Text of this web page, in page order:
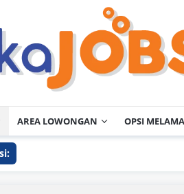
AREA LOWONGAN OPSI